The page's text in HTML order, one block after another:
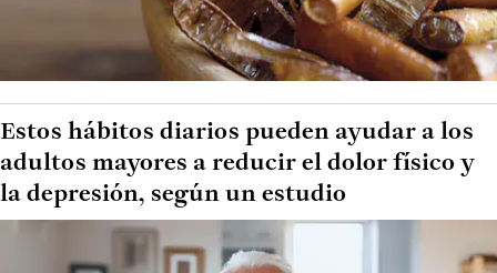
Estos hábitos diarios pueden ayudar a los
adultos mayores a reducir el dolor físico y
la depresión, según un estudio